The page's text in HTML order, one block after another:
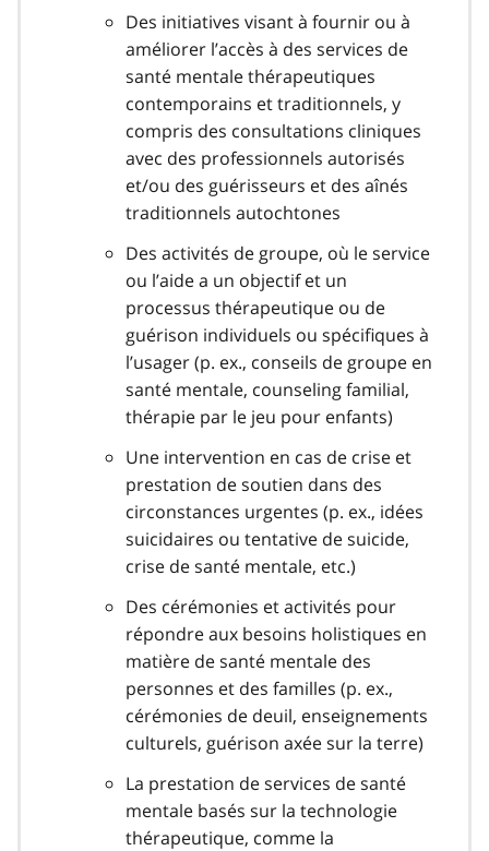
Des initiatives visant à fournir ou à
améliorer l’accès à des services de
santé mentale thérapeutiques
contemporains et traditionnels, y
compris des consultations cliniques
avec des professionnels autorisés
et/ou des guérisseurs et des aînés
traditionnels autochtones
Des activités de groupe, où le service
ou l’aide a un objectif et un
processus thérapeutique ou de
guérison individuels ou spécifiques à
l’usager (p. ex., conseils de groupe en
santé mentale, counseling familial,
thérapie par le jeu pour enfants)
Une intervention en cas de crise et
prestation de soutien dans des
circonstances urgentes (p. ex., idées
suicidaires ou tentative de suicide,
crise de santé mentale, etc.)
Des cérémonies et activités pour
répondre aux besoins holistiques en
matière de santé mentale des
personnes et des familles (p. ex.,
cérémonies de deuil, enseignements
culturels, guérison axée sur la terre)
La prestation de services de santé
mentale basés sur la technologie
thérapeutique, comme la